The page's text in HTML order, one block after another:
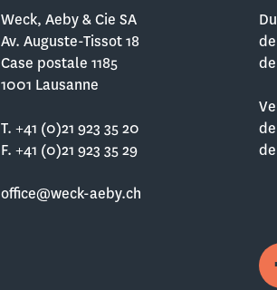
Weck, Aeby & Cie SA
Av. Auguste-Tissot 18
Case postale 1185
1001 Lausanne
T. +41 (0)21 923 35 20
F. +41 (0)21 923 35 29
office@weck-aeby.ch